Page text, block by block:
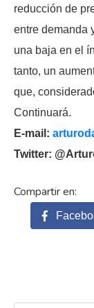
reducción de
entre demanda
una baja en el
tanto, un
que,
Continuará.
E-mail:
Twitter: